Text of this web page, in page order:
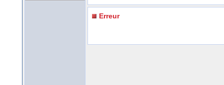
Erreur